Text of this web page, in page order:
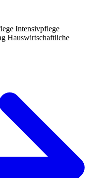
Intensivpflege
Hauswirtschaftliche